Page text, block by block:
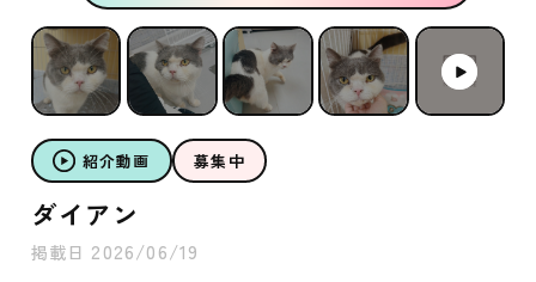
紹介動画 募集中
ダイアン
掲載日 2026/06/19